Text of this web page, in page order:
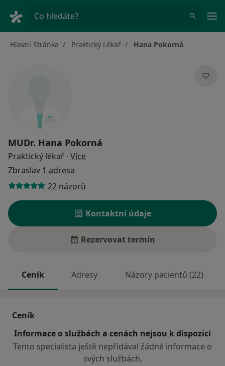
Co hledáte?
Hlavní Stránka Praktický Lékař Hana Pokorná
MUDr. Hana Pokorná
Praktický lékař · Více
Zbraslav 1 adresa
22 názorů
Kontaktní údaje
Rezervovat termín
Ceník Adresy Názory pacientů (22)
Ceník
Informace o službách a cenách nejsou k dispozici
Tento specialista ještě nepřidával žádné informace o
svých službách.